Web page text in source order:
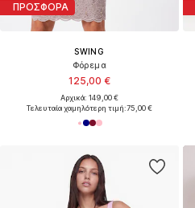
ΠΡΟΣΦΟΡΑ
SWING
Φόρεμα
125,00 €
Αρχικά: 149,00 €
Τελευταία χαμηλότερη τιμή:75,00 €